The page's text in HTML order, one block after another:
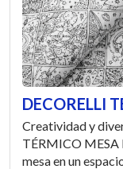
DECORELLI
Creatividad y
TÉRMICO
mesa en un